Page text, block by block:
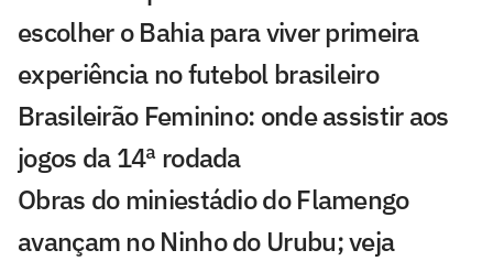
escolher o Bahia para viver primeira
experiência no futebol brasileiro
Brasileirão Feminino: onde assistir aos
jogos da 14ª rodada
Obras do miniestádio do Flamengo
avançam no Ninho do Urubu; veja